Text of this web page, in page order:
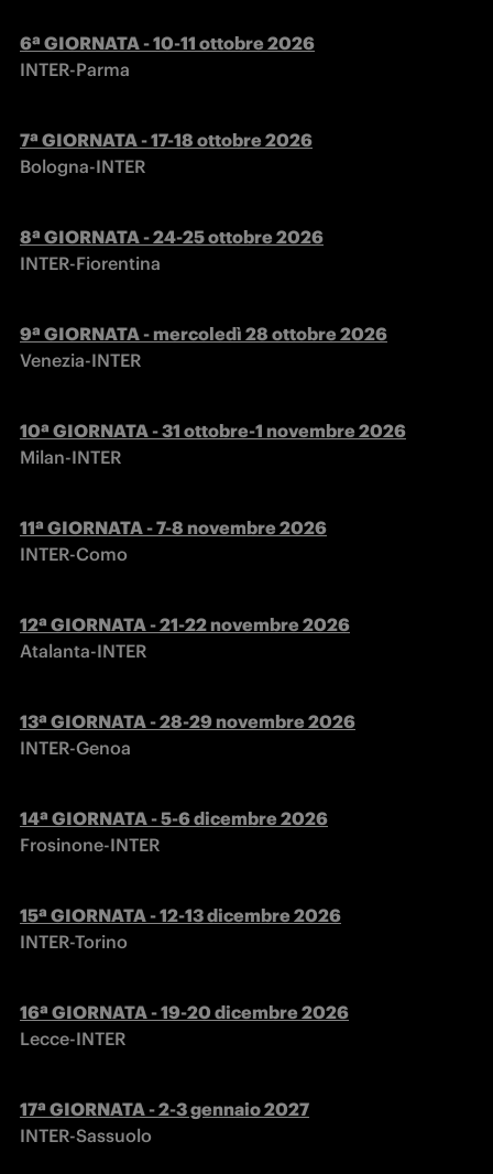
INTER-Parma
Bologna-INTER
INTER-Fiorentina
Venezia-INTER
Milan-INTER
INTER-Como
Atalanta-INTER
INTER-Genoa
Frosinone-INTER
INTER-Torino
Lecce-INTER
INTER-Sassuolo